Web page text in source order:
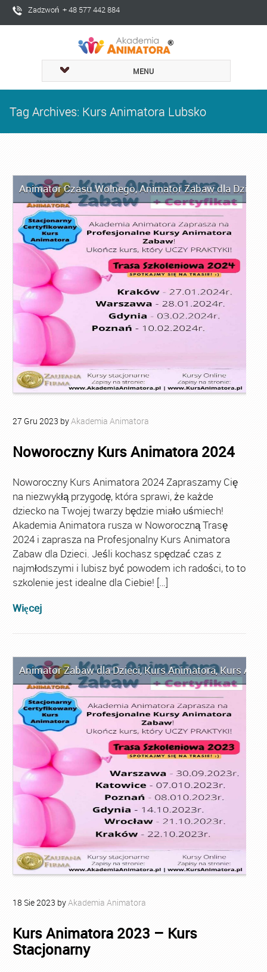
Zadzwoń + 48 577 442 884
MENU
Tag Archives: Kurs Animatora Lubsko
Animator Czasu Wolnego,Animator Zabaw dla Dzieci
27 Gru 2023 byAkademia Animatora
Noworoczny Kurs Animatora 2024
Noworoczny Kurs Animatora 2024 Zapraszamy Cię
na niezwykłą przygodę, która sprawi, że każde
dziecko na Twojej twarzy będzie miało uśmiech!
Akademia Animatora rusza w Noworoczną Trasę
2024 i zaprasza na Profesjonalny Kurs Animatora
Zabaw dla Dzieci. Jeśli kochasz spędzać czas z
najmłodszymi i lubisz być powodem ich radości, to to
szkolenie jest idealne dla Ciebie! […]
Więcej
Animator Zabaw dla Dzieci,Kurs Animatora,Kurs
18 Sie2023 byAkademia Animatora
Kurs Animatora 2023 – Kurs
Stacjonarny